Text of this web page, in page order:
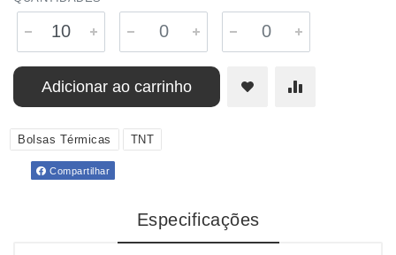
Adicionar ao carrinho
Bolsas Térmicas TNT
Compartilhar
Especificações